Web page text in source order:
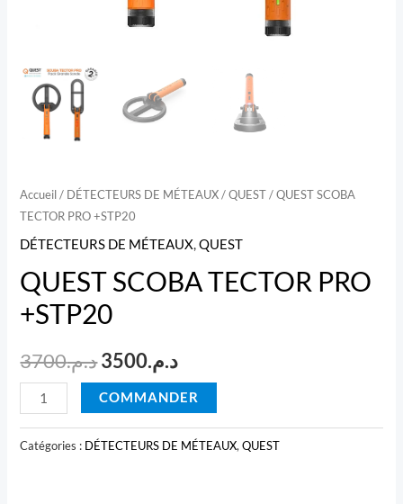
Accueil/ DÉTECTEURS DE MÉTEAUX/QUEST/ QUEST SCOBA
TECTOR PRO +STP20
DÉTECTEURS DE MÉTEAUX,QUEST
QUEST SCOBA TECTOR PRO
+STP20
د.م.3700
Le
prix
initial
د.م.3500
Le
prix
actuel
quantité
de
QUEST
COMMANDER
Catégories : DÉTECTEURS DE MÉTEAUX,QUEST